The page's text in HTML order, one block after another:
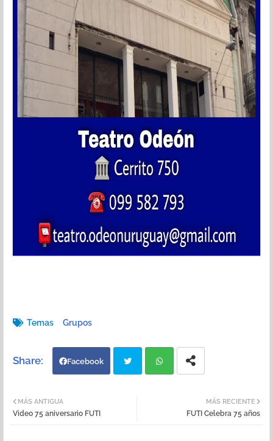
Temas Grupos
Facebook
MÁS RECIENTE
FUTI Celebra 75 años
MÁS ANTIGUA
Video 75 aniversario FUTI